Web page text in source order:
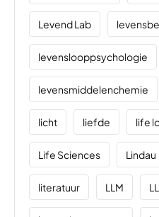
Levend Lab
levenslooppsychologie
levensmiddelenchemie
licht liefde life
Life Sciences Lindau
literatuur LLM